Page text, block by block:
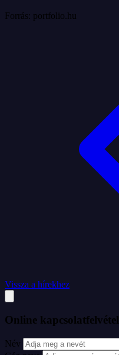
Forrás: portfolio.hu
Vissza a hírekhez
Online kapcsolatfelvétel
Név